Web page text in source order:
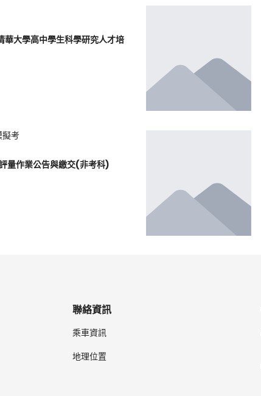
華大學高中學生科學研究人才培
考
量作業公告與繳交(非考科)
聯絡資訊
乘車資訊
地理位置